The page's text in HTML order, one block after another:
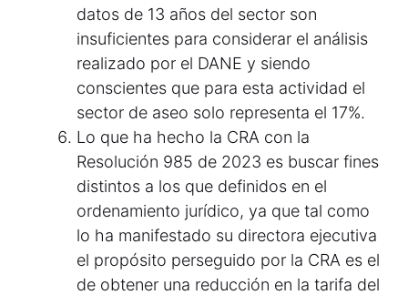
datos de 13 años del sector son
insuficientes para considerar el análisis
realizado por el DANE y siendo
conscientes que para esta actividad el
sector de aseo solo representa el 17%.
Lo que ha hecho la CRA con la
Resolución 985 de 2023 es buscar fines
distintos a los que definidos en el
ordenamiento jurídico, ya que tal como
lo ha manifestado su directora ejecutiva
el propósito perseguido por la CRA es el
de obtener una reducción en la tarifa del